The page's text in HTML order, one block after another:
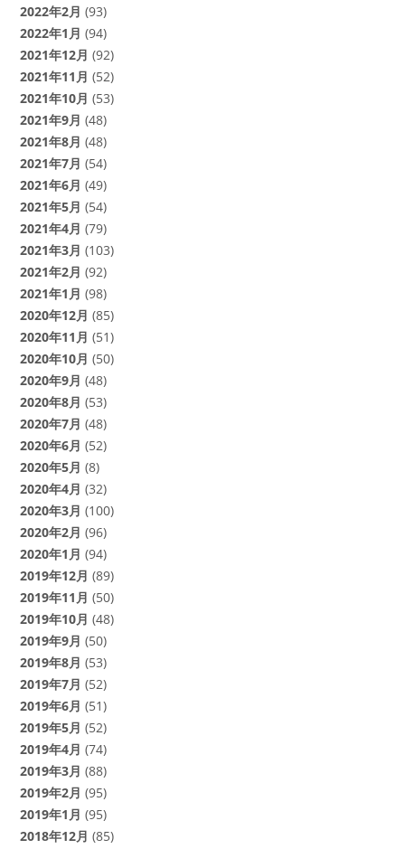
2022年2月 (93)
2022年1月 (94)
2021年12月 (92)
2021年11月 (52)
2021年10月 (53)
2021年9月 (48)
2021年8月 (48)
2021年7月 (54)
2021年6月 (49)
2021年5月 (54)
2021年4月 (79)
2021年3月 (103)
2021年2月 (92)
2021年1月 (98)
2020年12月 (85)
2020年11月 (51)
2020年10月 (50)
2020年9月 (48)
2020年8月 (53)
2020年7月 (48)
2020年6月 (52)
2020年5月 (8)
2020年4月 (32)
2020年3月 (100)
2020年2月 (96)
2020年1月 (94)
2019年12月 (89)
2019年11月 (50)
2019年10月 (48)
2019年9月 (50)
2019年8月 (53)
2019年7月 (52)
2019年6月 (51)
2019年5月 (52)
2019年4月 (74)
2019年3月 (88)
2019年2月 (95)
2019年1月 (95)
2018年12月 (85)